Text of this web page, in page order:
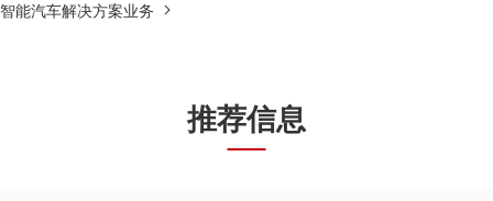
智能汽车解决方案业务
推荐信息